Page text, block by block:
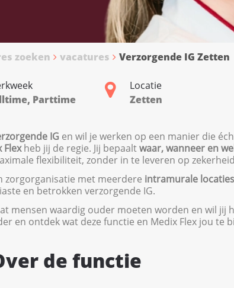
zoeken vacatures Verzorgende IG Zetten
Parttime
Locatie
Zetten
IG en wil je werken op een manier die
Flex heb jij de regie. Jij bepaaltwaar, wanneer en
flexibiliteit, zonder in te leveren op
zorgorganisatie met meerdere intramurale
en betrokken verzorgende IG.
mensen waardig ouder moeten worden en wil jij
en ontdek wat deze functie en Medix Flex jou te
de functie